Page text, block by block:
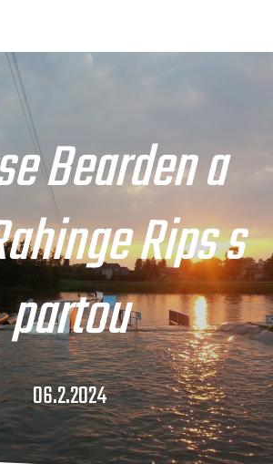
Bearden a
Rips s
partou
06.2.2024